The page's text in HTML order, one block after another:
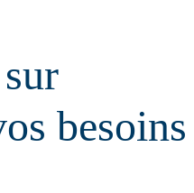
besoins